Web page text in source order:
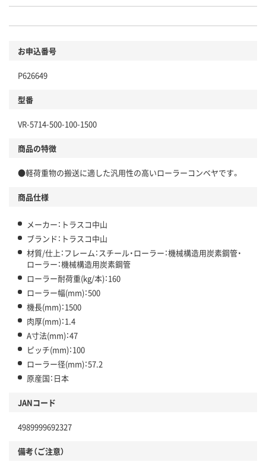
お申込番号
P626649
型番
VR-5714-500-100-1500
商品の特徴
●軽荷重物の搬送に適した汎用性の高いローラーコンベヤです。
商品仕様
メーカー：トラスコ中山
ブランド：トラスコ中山
材質/仕上：フレーム：スチール・ローラー：機械構造用炭素鋼管・
ローラー：機械構造用炭素鋼管
ローラー耐荷重(kg/本)：160
ローラー幅(mm)：500
機長(mm)：1500
肉厚(mm)：1.4
A寸法(mm)：47
ピッチ(mm)：100
ローラー径(mm)：57.2
原産国：日本
JANコード
4989999692327
備考（ご注意）